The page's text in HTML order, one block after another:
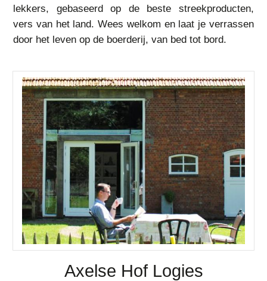
lekkers, gebaseerd op de beste streekproducten,
vers van het land. Wees welkom en laat je verrassen
door het leven op de boerderij, van bed tot bord.
Axelse Hof Logies